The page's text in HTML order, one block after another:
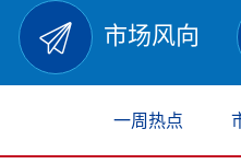
市场风向
一周热点